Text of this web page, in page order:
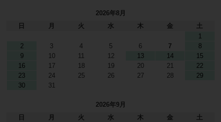
2026年8月
日
月 火 水 木 金
土
1
2
3 4 5 6 7
8
9
10 11 12 13 14
15
16
17 18 19 20 21
22
23
24 25 26 27 28
29
30
31
2026年9月
日
月 火 水 木 金
土